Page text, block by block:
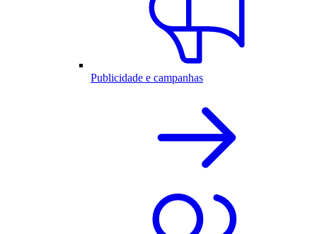
Publicidade e campanhas